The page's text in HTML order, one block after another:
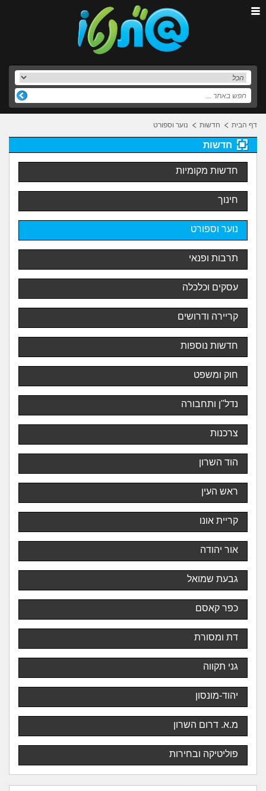
דף הבית חדשות נוער וספורט
חדשות
חדשות מקומיות
חינוך
נוער וספורט
תרבות ופנאי
עסקים וכלכלה
קריירה ודרושים
חדשות נוספות
חוק ומשפט
נדל"ן ותחבורה
צרכנות
הוד השרון
ראש העין
קריית אונו
אור יהודה
גבעת שמואל
כפר קאסם
דת ומסורת
גני תקווה
יהוד-מונסון
מ.א. דרום השרון
פוליטיקה ובחירות